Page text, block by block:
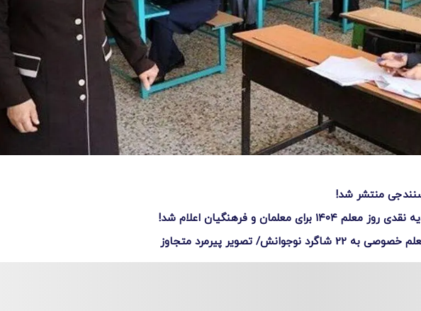
منتشر شد!
معلمان و فرهنگیان اعلام شد!
تصویر پیرمرد متجاوز